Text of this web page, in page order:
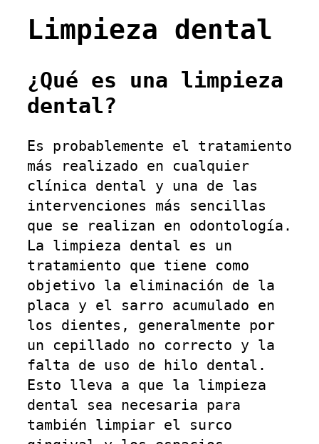
Limpieza dental
¿Qué es una limpieza
dental?
Es probablemente el tratamiento
más realizado en cualquier
clínica dental y una de las
intervenciones más sencillas
que se realizan en odontología.
La limpieza dental es un
tratamiento que tiene como
objetivo la eliminación de la
placa y el sarro acumulado en
los dientes, generalmente por
un cepillado no correcto y la
falta de uso de hilo dental.
Esto lleva a que la limpieza
dental sea necesaria para
también limpiar el surco